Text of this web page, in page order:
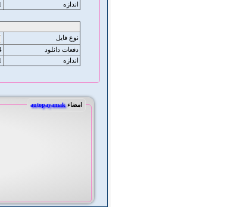
اندازه
نوع فایل
دفعات دانلود
اندازه
امضاءautopayamak